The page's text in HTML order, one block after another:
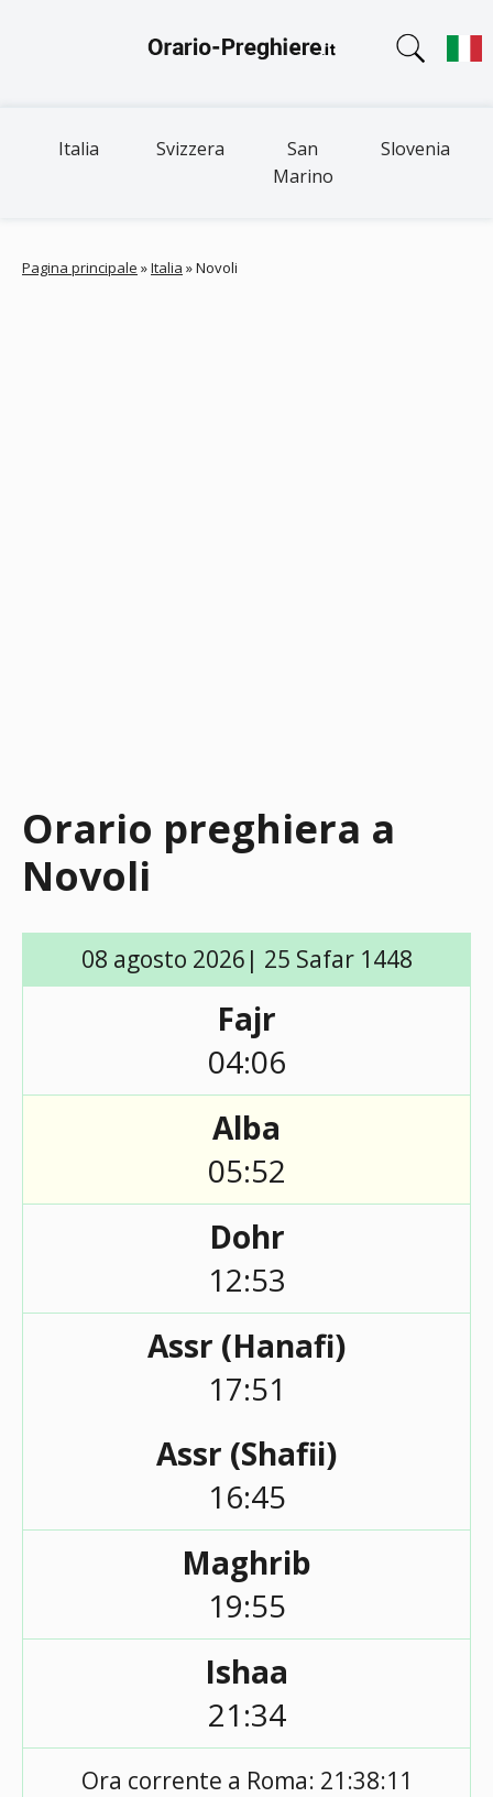
Italia Svizzera
San
Marino
Slovenia
Pagina principale »Italia »Novoli
Orario preghiera a
Novoli
08 agosto 2026| 25 Safar 1448
Fajr
04:06
Alba
05:52
Dohr
12:53
Assr (Hanafi)
17:51
Assr (Shafii)
16:45
Maghrib
19:55
Ishaa
21:34
Ora corrente a Roma: 21:38:11